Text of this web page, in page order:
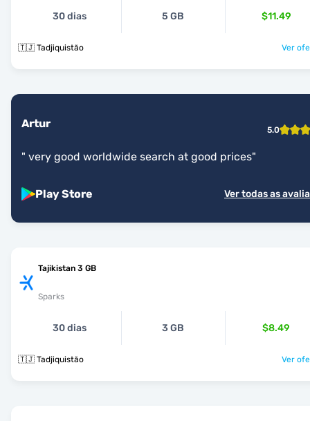
30 dias 5 GB $11.49
🇹🇯 Tadjiquistão Ver
Artur 5.0
" very good worldwide search at good prices"
Play Store Ver todas as
Tajikistan 3 GB
Sparks
30 dias 3 GB $8.49
🇹🇯 Tadjiquistão Ver